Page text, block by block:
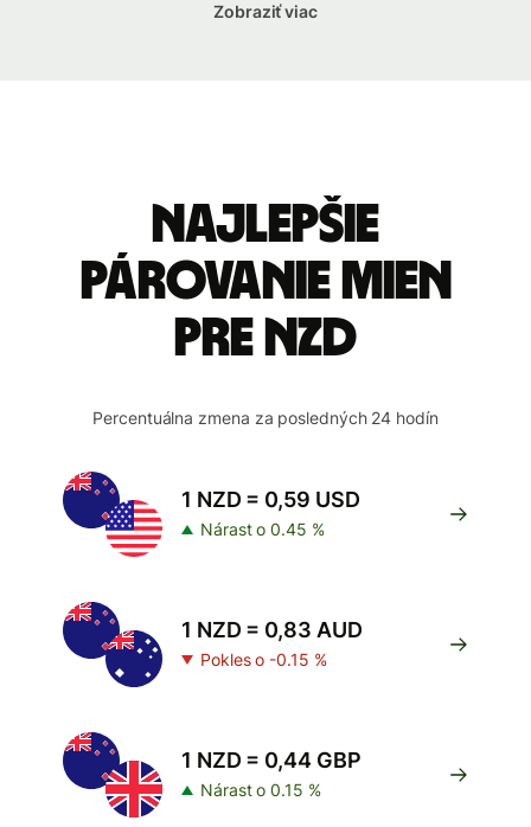
Zobraziť viac
Najlepšie
párovanie mien
pre NZD
Percentuálna zmena za posledných 24 hodín
1 NZD = 0,59 USD
Nárast o 0.45 %
1 NZD = 0,83 AUD
Pokles o -0.15 %
1 NZD = 0,44 GBP
Nárast o 0.15 %